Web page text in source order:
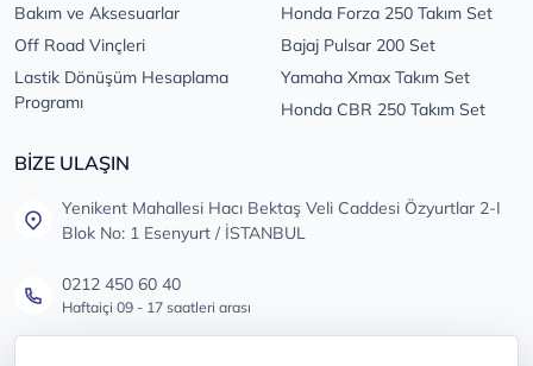
Bakım ve Aksesuarlar
Off Road Vinçleri
Lastik Dönüşüm Hesaplama
Programı
Honda Forza 250 Takım Set
Bajaj Pulsar 200 Set
Yamaha Xmax Takım Set
Honda CBR 250 Takım Set
BİZE ULAŞIN
Yenikent Mahallesi Hacı Bektaş Veli Caddesi Özyurtlar 2-I
Blok No: 1 Esenyurt / İSTANBUL
0212 450 60 40
Haftaiçi 09 - 17 saatleri arası